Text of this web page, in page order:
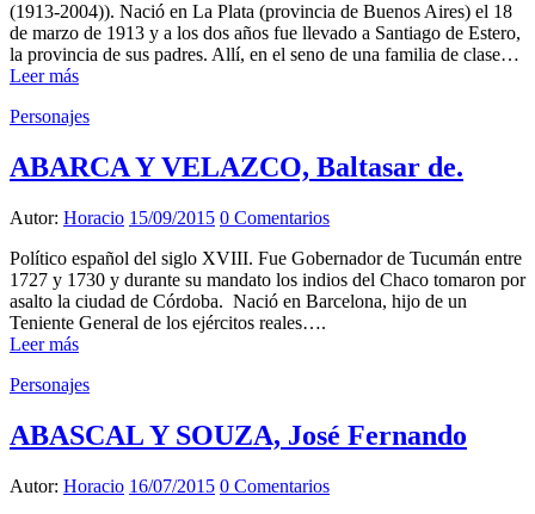
(1913-2004)). Nació en La Plata (provincia de Buenos Aires) el 18
de marzo de 1913 y a los dos años fue llevado a Santiago de Estero,
la provincia de sus padres. Allí, en el seno de una familia de clase…
Leer más
Personajes
ABARCA Y VELAZCO, Baltasar de.
Autor: Horacio 15/09/2015 0 Comentarios
Político español del siglo XVIII. Fue Gobernador de Tucumán entre
1727 y 1730 y durante su mandato los indios del Chaco tomaron por
asalto la ciudad de Córdoba. Nació en Barcelona, hijo de un
Teniente General de los ejércitos reales….
Leer más
Personajes
ABASCAL Y SOUZA, José Fernando
Autor: Horacio 16/07/2015 0 Comentarios